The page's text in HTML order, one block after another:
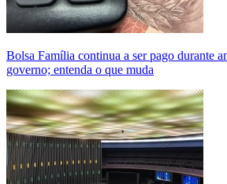
Bolsa Família continua a ser pago durante
governo; entenda o que muda